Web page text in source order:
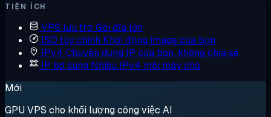
TIỆN ÍCH
VPS lưu trữGói đĩa lớn
ISO tùy chỉnh Khởi động image của bạn
IPv4 Chuyên dụng IP của bạn, không chia sẻ
IP bổ sung Nhiều IPv4 mỗi máy chủ
Mới
GPU VPS cho khối lượng công việc AI